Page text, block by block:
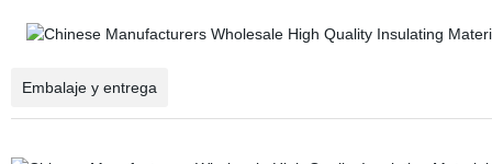
Embalaje y entrega